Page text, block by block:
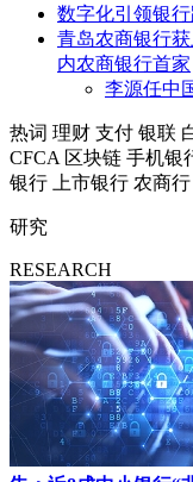
数字化引领银
青岛农商银行
内农商银行首家
李源任中
热词 理财 支付 银联
CFCA 区块链 手机银
银行
上市银行 农商行
研究
RESEARCH